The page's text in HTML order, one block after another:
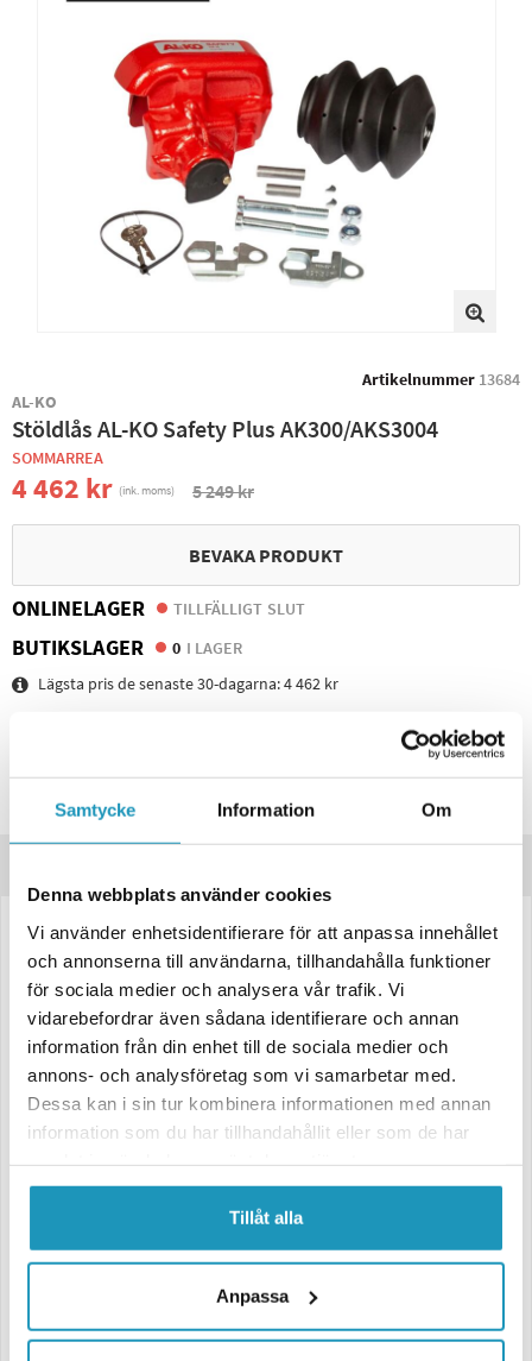
Samtycke Information Om
Denna webbplats använder cookies
Vi använder enhetsidentifierare för att anpassa innehållet
och annonserna till användarna, tillhandahålla funktioner
för sociala medier och analysera vår trafik. Vi
vidarebefordrar även sådana identifierare och annan
information från din enhet till de sociala medier och
annons- och analysföretag som vi samarbetar med.
Dessa kan i sin tur kombinera informationen med annan
information som du har tillhandahållit eller som de har
Tillåt alla
Anpassa
Artikelnummer 13684
AL-KO
Stöldlås AL-KO Safety Plus AK300/AKS3004
SOMMARREA
4 462 kr (ink. moms) 5 249 kr
BEVAKA PRODUKT
ONLINELAGER TILLFÄLLIGT SLUT
BUTIKSLAGER 0 I LAGER
Lägsta pris de senaste 30-dagarna:4 462 kr
Frågor om produkten?
Stöldlås Safety AK 300/AKS 3004
Skydda ditt släpfordon med Stöldlås Safety AK 300/AKS 3004, utformat
för att ge maximalt skydd för både kulkoppling AK 300 och
säkerhetskopplingarna AKS 2004/3004. Detta stöldlås är enkelt att
använda och fungerar både i påkopplat och frånkopplat läge, vilket gör
det till en flexibel och pålitlig säkerhetslösning.
Innehåll:
Gummibälg
Kulkoppling AK 300
Säkerhetskoppling AKS 2004/3004
Godkänt av SBSC (Svenska Brand- och Säkerhetscertifiering AB),